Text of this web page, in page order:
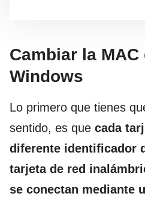
Cambiar la MAC
Windows
Lo primero que tienes
sentido, es que cada
diferente identificador
tarjeta de red
se conectan mediante